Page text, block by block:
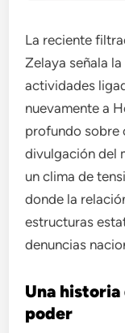
La reciente
Zelaya señala
actividades
nuevamente a
profundo sobre
divulgación del
un clima de
donde la
estructuras
denuncias
Una
poder